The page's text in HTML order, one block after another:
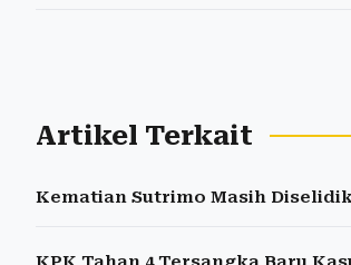
Artikel Terkait
Kematian Sutrimo Masih